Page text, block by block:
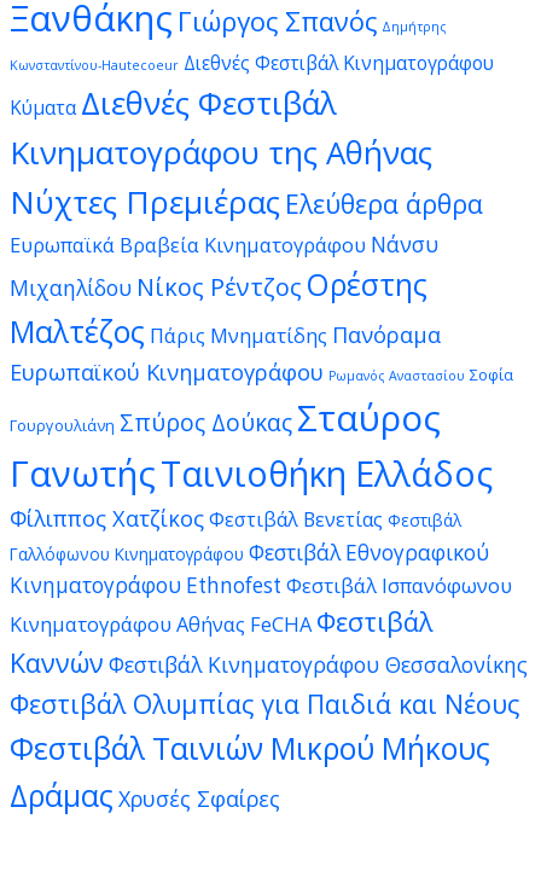
Ξανθάκης Γιώργος Σπανός Δημήτρης
Κωνσταντίνου-Hautecoeur Διεθνές Φεστιβάλ Κινηματογράφου
Κύματα Διεθνές Φεστιβάλ
Κινηματογράφου της Αθήνας
Νύχτες Πρεμιέρας Ελεύθερα άρθρα
Ευρωπαϊκά Βραβεία Κινηματογράφου Νάνσυ
Μιχαηλίδου Νίκος Ρέντζος Ορέστης
Μαλτέζος Πάρις Μνηματίδης Πανόραμα
Ευρωπαϊκού Κινηματογράφου Ρωμανός Αναστασίου Σοφία
Γουργουλιάνη Σπύρος ΔούκαςΣταύρος
ΓανωτήςΤαινιοθήκη Ελλάδος
Φίλιππος ΧατζίκοςΦεστιβάλ Βενετίας Φεστιβάλ
Γαλλόφωνου Κινηματογράφου Φεστιβάλ Εθνογραφικού
Κινηματογράφου Ethnofest Φεστιβάλ Ισπανόφωνου
Κινηματογράφου Αθήνας FeCHA Φεστιβάλ
Καννών Φεστιβάλ Κινηματογράφου Θεσσαλονίκης
Φεστιβάλ Ολυμπίας για Παιδιά και Νέους
Φεστιβάλ Ταινιών Μικρού Μήκους
Δράμας Χρυσές Σφαίρες